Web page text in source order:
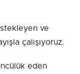
ve
çalışıyoruz.
eden